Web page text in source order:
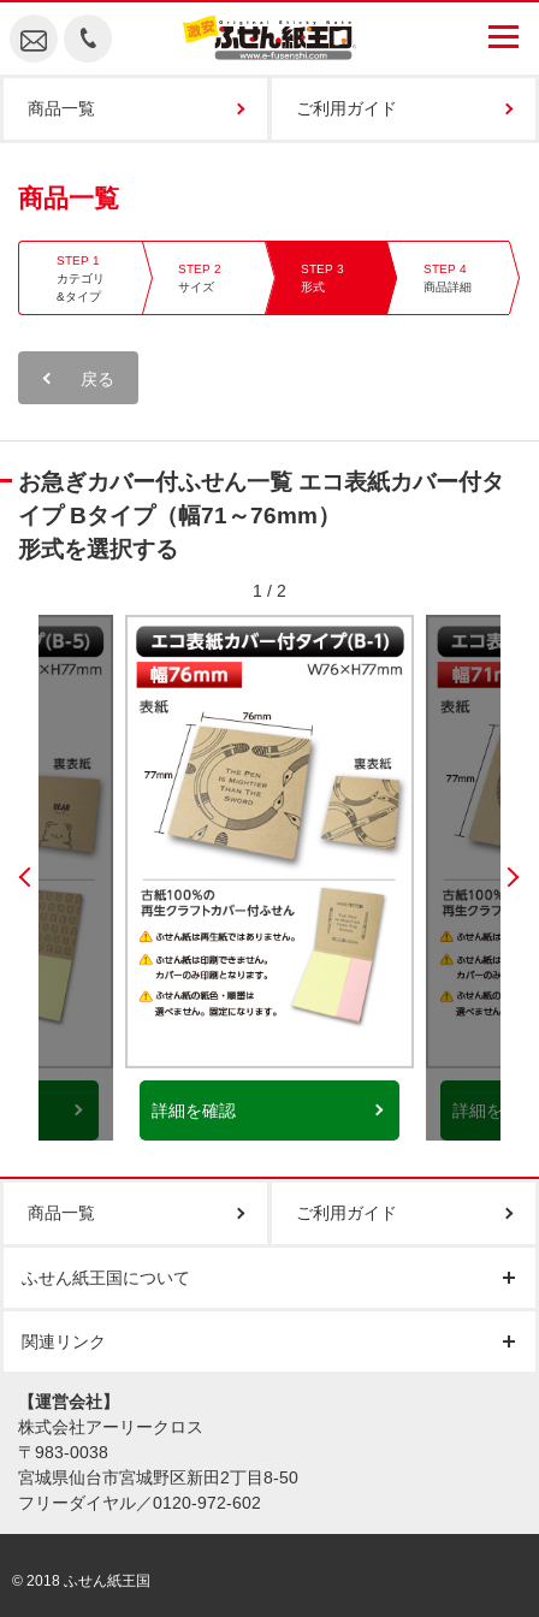
商品一覧 ご利用ガイド
商品一覧
カテゴリ
&タイプ
サイズ 形式 商品詳細
戻る
形式を選択する
詳細を確認 詳細を確認
1 / 2
商品一覧 ご利用ガイド
ふせん紙王国について
関連リンク
【運営会社】
株式会社アーリークロス
〒983-0038
宮城県仙台市宮城野区新田2丁目8-50
フリーダイヤル／0120-972-602
© 2018 ふせん紙王国